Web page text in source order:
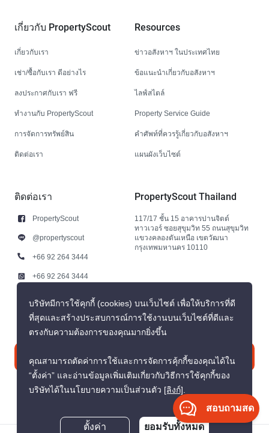
เกี่ยวกับ PropertyScout
เกี่ยวกับเรา
เช่า/ซื้อกับเรา ดีอย่างไร
ลงประกาศกับเรา ฟรี
ทำงานกับ PropertyScout
การจัดการทรัพย์สิน
ติดต่อเรา
Resources
ข่าวอสังหาฯ ในประเทศไทย
ข้อแนะนำเกี่ยวกับอสังหาฯ
ไลฟ์สไตล์
Property Service Guide
คำศัพท์ที่ควรรู้เกี่ยวกับอสังหาฯ
แผนผังเว็บไซต์
ติดต่อเรา
PropertyScout
@propertyscout
+66 92 264 3444
+66 92 264 3444
contact@propertyscout.co.th
PropertyScout Thailand
117/17 ชั้น 15 อาคารปานจิตต์
ทาวเวอร์ ซอยสุขุมวิท 55 ถนนสุขุมวิท
แขวงคลองตันเหนือ เขตวัฒนา
กรุงเทพมหานคร 10110
ติดต่อเรา
บริษัทมีการใช้คุกกี้ (cookies) บนเว็บไซต์ เพื่อให้บริการที่ดี
ที่สุดและสร้างประสบการณ์การใช้งานบนเว็บไซต์ที่ดีและ
ตรงกับความต้องการของคุณมากยิ่งขึ้น
คุณสามารถตัดค่าการใช้และการจัดการคุ้กกี้ของคุณได้ใน
“ตั้งค่า” และอ่านข้อมูลเพิ่มเติมเกี่ยวกับวิธีการใช้คุกกี้ของ
บริษัทได้ในนโยบายความเป็นส่วนตัว [ลิงก์].
ตั้งค่า ยอมรับทั้งหมด
สอบถามสด